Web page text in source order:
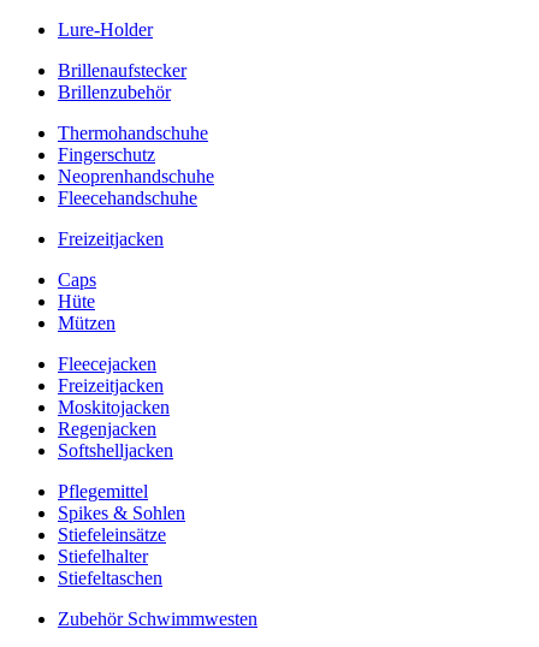
Lure-Holder
Brillenaufstecker
Brillenzubehör
Thermohandschuhe
Fingerschutz
Neoprenhandschuhe
Fleecehandschuhe
Freizeitjacken
Caps
Hüte
Mützen
Fleecejacken
Freizeitjacken
Moskitojacken
Regenjacken
Softshelljacken
Pflegemittel
Spikes & Sohlen
Stiefeleinsätze
Stiefelhalter
Stiefeltaschen
Zubehör Schwimmwesten